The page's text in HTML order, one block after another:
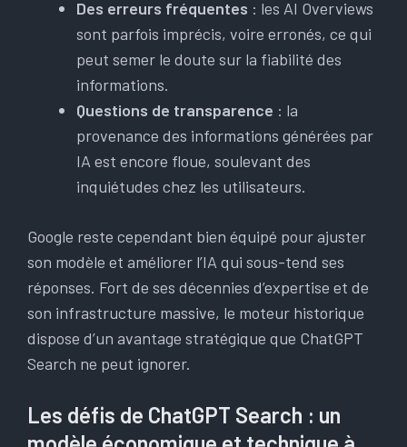
Des erreurs fréquentes : les AI Overviews
sont parfois imprécis, voire erronés, ce qui
peut semer le doute sur la fiabilité des
informations.
Questions de transparence : la
provenance des informations générées par
IA est encore floue, soulevant des
inquiétudes chez les utilisateurs.
Google reste cependant bien équipé pour ajuster
son modèle et améliorer l’IA qui sous-tend ses
réponses. Fort de ses décennies d’expertise et de
son infrastructure massive, le moteur historique
dispose d’un avantage stratégique que ChatGPT
Search ne peut ignorer.
Les défis de ChatGPT Search : un